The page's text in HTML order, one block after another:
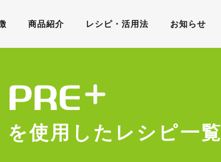
商品紹介 レシピ・活用法 お知らせ
使用したレシピ一覧